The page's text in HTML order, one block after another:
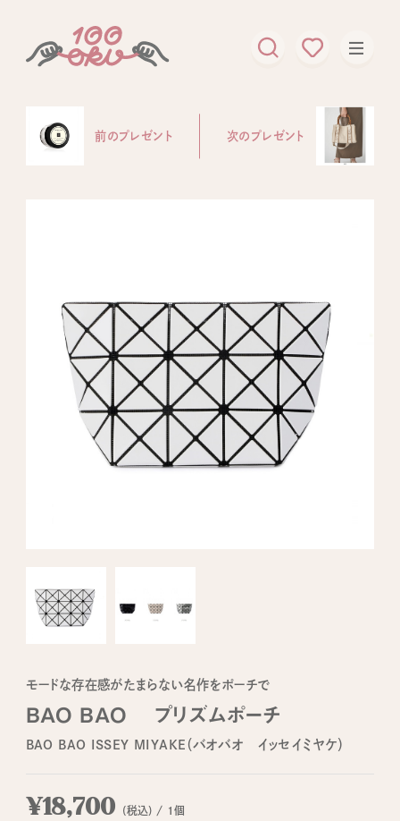
前のプレゼント 次のプレゼント
モードな存在感がたまらない名作をポーチで
BAO BAO プリズムポーチ
BAO BAO ISSEY MIYAKE（バオバオ イッセイミヤケ）
¥18,700 (税込) / 1個